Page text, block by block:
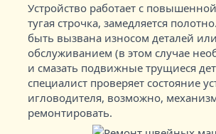
Устройство работает с
тугая строчка, замедляется
быть вызвана износом деталей
обслуживанием (в этом случае
и смазать подвижные трущиеся
специалист проверяет состояние
игловодителя, возможно,
ремонтировать.